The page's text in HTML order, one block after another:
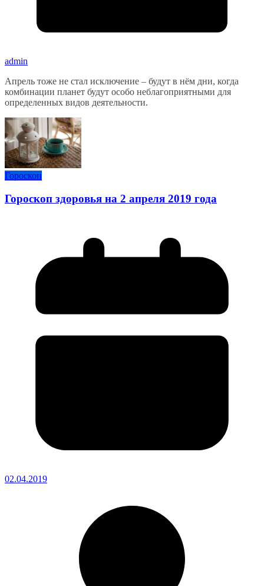
admin
Апрель тоже не стал исключение – будут в нём дни, когда
комбинации планет будут особо неблагоприятными для
определенных видов деятельности.
Гороскоп
Гороскоп здоровья на 2 апреля 2019 года
02.04.2019